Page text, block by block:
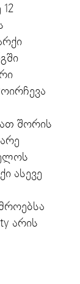
შორის
ასევე
არის